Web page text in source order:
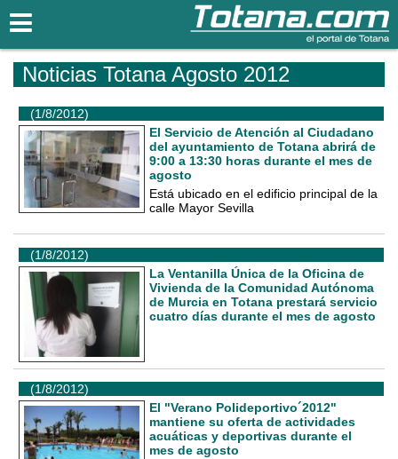
Noticias Totana Agosto 2012
(1/8/2012)
El Servicio de Atención al Ciudadano
del ayuntamiento de Totana abrirá de
9:00 a 13:30 horas durante el mes de
agosto
Está ubicado en el edificio principal de la
calle Mayor Sevilla
(1/8/2012)
La Ventanilla Única de la Oficina de
Vivienda de la Comunidad Autónoma
de Murcia en Totana prestará servicio
cuatro días durante el mes de agosto
(1/8/2012)
El "Verano Polideportivo´2012"
mantiene su oferta de actividades
acuáticas y deportivas durante el
mes de agosto